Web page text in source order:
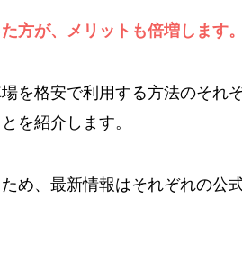
方が、メリットも倍増します。
を格安で利用する方法のそれ
を紹介します。
め、最新情報はそれぞれの公